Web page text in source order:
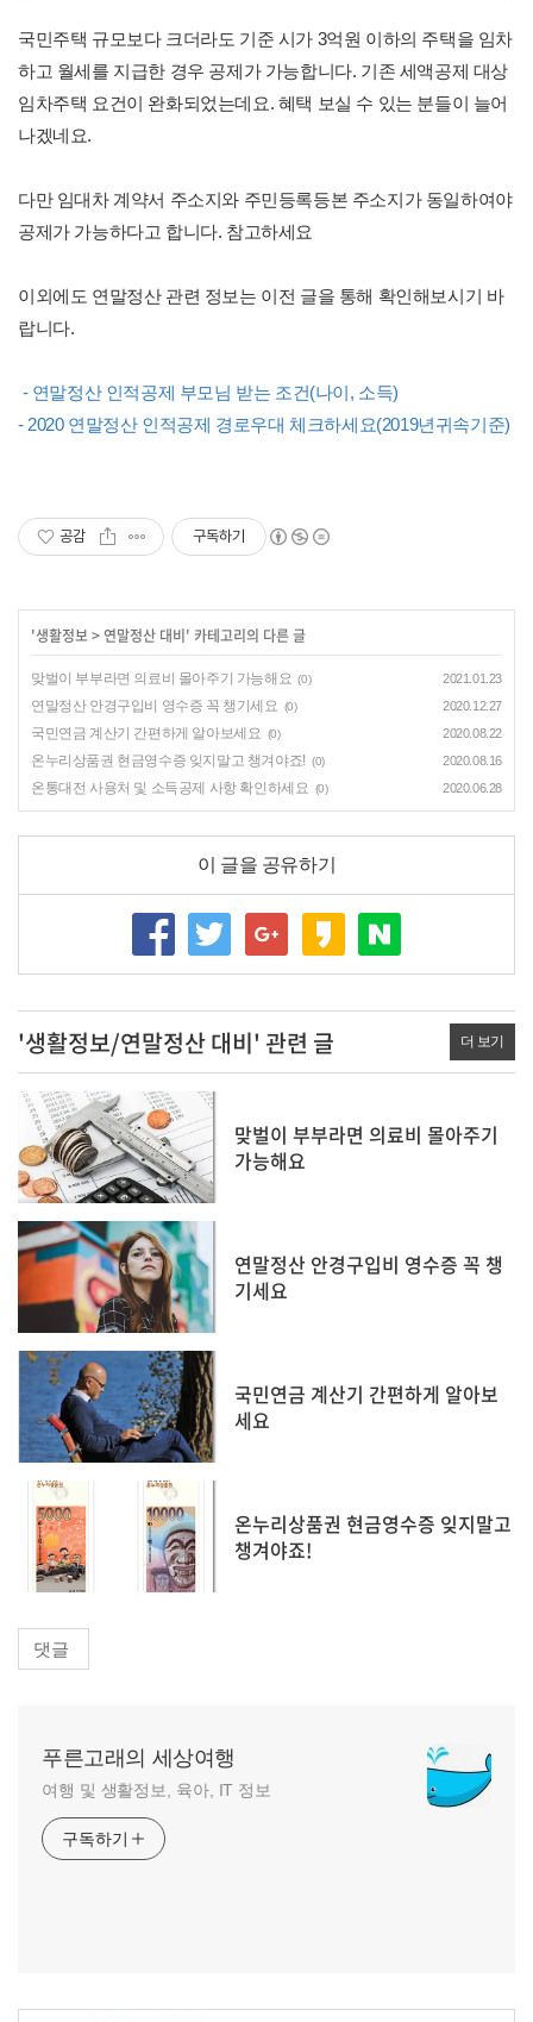
국민주택 규모보다 크더라도 기준 시가 3억원 이하의 주택을 임차
하고 월세를 지급한 경우 공제가 가능합니다. 기존 세액공제 대상
임차주택 요건이 완화되었는데요. 혜택 보실 수 있는 분들이 늘어
나겠네요.
다만 임대차 계약서 주소지와 주민등록등본 주소지가 동일하여야
공제가 가능하다고 합니다. 참고하세요
이외에도 연말정산 관련 정보는 이전 글을 통해 확인해보시기 바
랍니다.
- 연말정산 인적공제 부모님 받는 조건(나이, 소득)
- 2020 연말정산 인적공제 경로우대 체크하세요(2019년귀속기준)
공감 구독하기
'생활정보>연말정산 대비' 카테고리의 다른 글
맞벌이 부부라면 의료비 몰아주기 가능해요 (0) 2021.01.23
연말정산 안경구입비 영수증 꼭 챙기세요 (0) 2020.12.27
국민연금 계산기 간편하게 알아보세요 (0) 2020.08.22
온누리상품권 현금영수증 잊지말고 챙겨야죠! (0) 2020.08.16
온통대전 사용처 및 소득공제 사항 확인하세요 (0) 2020.06.28
이 글을 공유하기
'생활정보/연말정산 대비' 관련 글 더 보기
맞벌이 부부라면 의료비 몰아주기
가능해요
연말정산 안경구입비 영수증 꼭 챙
기세요
국민연금 계산기 간편하게 알아보
세요
온누리상품권 현금영수증 잊지말고
챙겨야죠!
댓글
푸른고래의 세상여행
여행 및 생활정보, 육아, IT 정보
구독하기